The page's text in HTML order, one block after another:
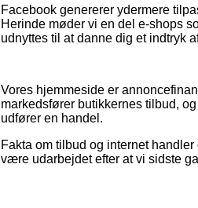
Facebook genererer ydermere
Herinde møder vi en del e-shops
udnyttes til at danne dig et indtryk
Vores hjemmeside er
markedsfører butikkernes tilbud,
udfører en handel.
Fakta om tilbud og internet
være udarbejdet efter at vi sidste